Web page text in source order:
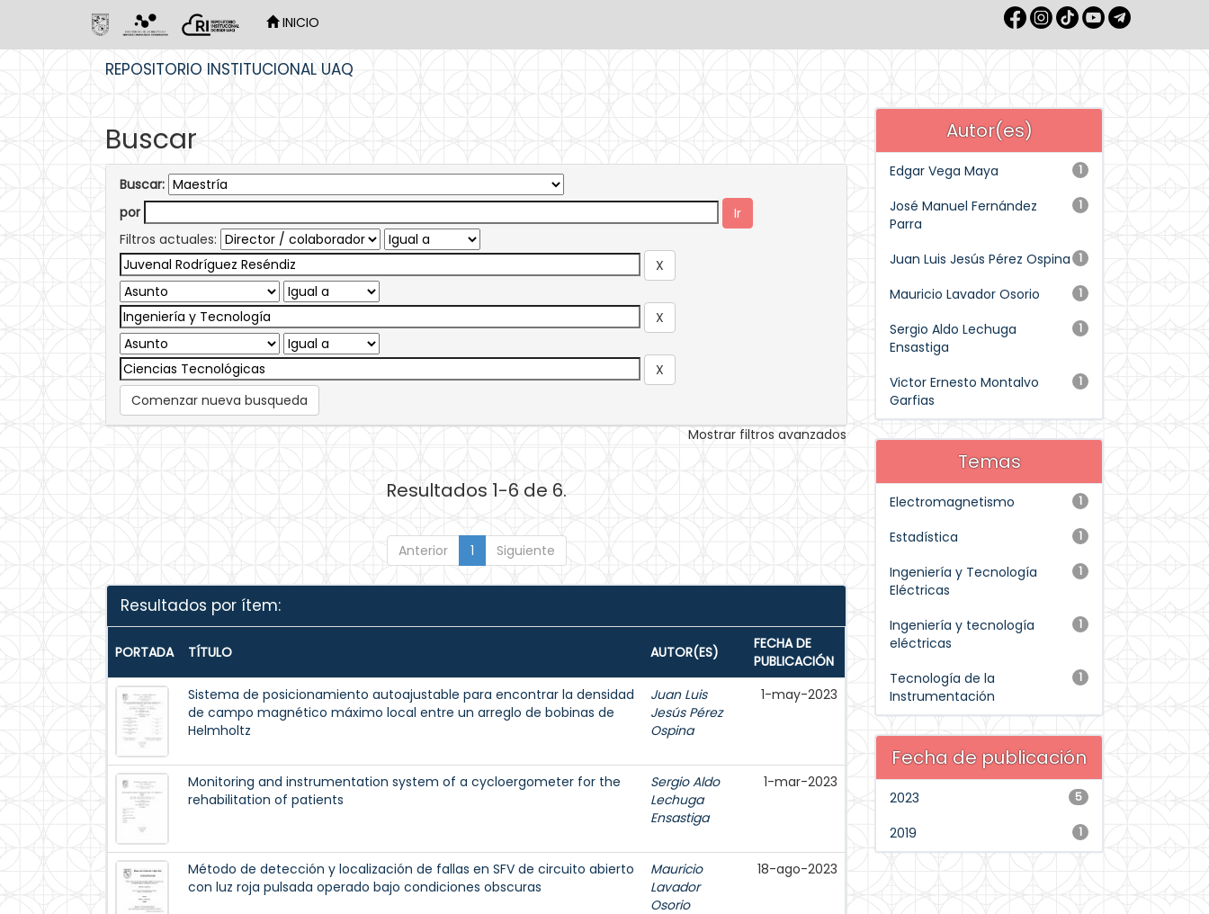
INICIO
REPOSITORIO INSTITUCIONAL UAQ
Buscar
Buscar:
por
Filtros actuales:
Comenzar nueva busqueda
Mostrar filtros avanzados
Resultados 1-6 de 6.
Anterior 1 Siguiente
Resultados por ítem:
PORTADA TÍTULO AUTOR(ES)
FECHA DE
PUBLICACIÓN
Sistema de posicionamiento autoajustable para encontrar la densidad
de campo magnético máximo local entre un arreglo de bobinas de
Helmholtz
Juan Luis
Jesús Pérez
Ospina
1-may-2023
Monitoring and instrumentation system of a cycloergometer for the
rehabilitation of patients
Sergio Aldo
Lechuga
Ensastiga
1-mar-2023
Método de detección y localización de fallas en SFV de circuito abierto
con luz roja pulsada operado bajo condiciones obscuras
Mauricio
Lavador
Osorio
18-ago-2023
Autor(es)
1
Edgar Vega Maya
1
José Manuel Fernández
Parra
1
Juan Luis Jesús Pérez Ospina
1
Mauricio Lavador Osorio
1
Sergio Aldo Lechuga
Ensastiga
1
Victor Ernesto Montalvo
Garfias
Temas
1
Electromagnetismo
1
Estadística
1
Ingeniería y Tecnología
Eléctricas
1
Ingeniería y tecnología
eléctricas
1
Tecnología de la
Instrumentación
Fecha de publicación
5
2023
1
2019